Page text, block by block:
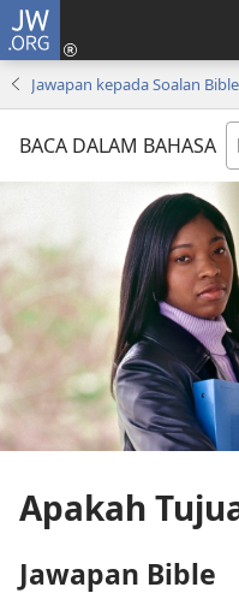
JW.ORG
Jawapan kepada Soalan Bible
BACA DALAM BAHASA
Apakah
Jawapan Bible